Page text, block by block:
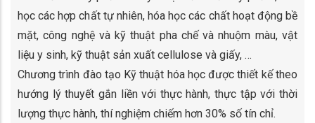
học các hợp chất tự nhiên, hóa học các chất hoạt động bề
mặt, công nghệ và kỹ thuật pha chế và nhuộm màu, vật
liệu y sinh, kỹ thuật sản xuất cellulose và giấy, …
Chương trình đào tạo Kỹ thuật hóa học được thiết kế theo
hướng lý thuyết gắn liền với thực hành, thực tập với thời
lượng thực hành, thí nghiệm chiếm hơn 30% số tín chỉ.